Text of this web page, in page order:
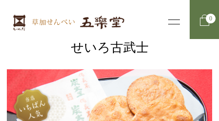
0
せいろ古武士